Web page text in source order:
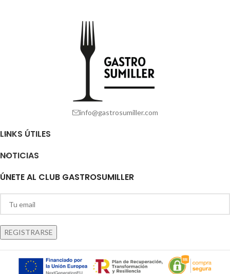
info@gastrosumiller.com
LINKS ÚTILES
NOTICIAS
ÚNETE AL CLUB GASTROSUMILLER